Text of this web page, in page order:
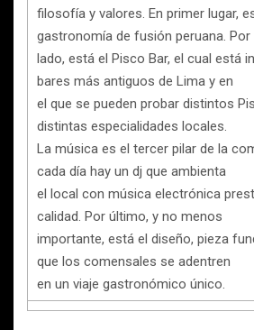
filosofía y valores. En primer lugar,
gastronomía de fusión peruana.
lado, está el Pisco Bar, el cual está
bares más antiguos de Lima y en
el que se pueden probar distintos
distintas especialidades locales.
La música es el tercer pilar de la
cada día hay un dj que ambienta
el local con música electrónica
calidad. Por último, y no menos
importante, está el diseño, pieza
que los comensales se adentren
en un viaje gastronómico único.